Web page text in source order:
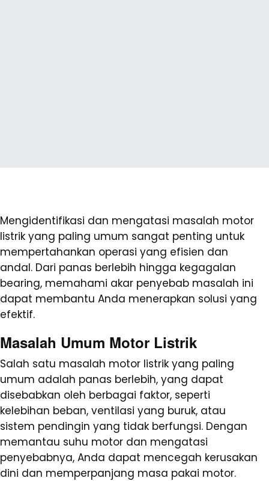
Mengidentifikasi dan mengatasi masalah motor
listrik yang paling umum sangat penting untuk
mempertahankan operasi yang efisien dan
andal. Dari panas berlebih hingga kegagalan
bearing, memahami akar penyebab masalah ini
dapat membantu Anda menerapkan solusi yang
efektif.
Masalah Umum Motor Listrik
Salah satu masalah motor listrik yang paling
umum adalah panas berlebih, yang dapat
disebabkan oleh berbagai faktor, seperti
kelebihan beban, ventilasi yang buruk, atau
sistem pendingin yang tidak berfungsi. Dengan
memantau suhu motor dan mengatasi
penyebabnya, Anda dapat mencegah kerusakan
dini dan memperpanjang masa pakai motor.